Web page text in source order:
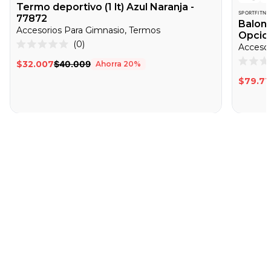
Termo deportivo (1 lt) Azul Naranja -
77872
Accesorios Para Gimnasio, Termos
0
de
0
para
$32.007$40.009 Ahorra 20%
0
de